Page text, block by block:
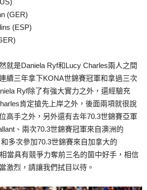
(GER)
(ESP)
就是Daniela Ryf和Lucy Charles兩人之間
續三年拿下KONA世錦賽冠軍和拿過三次
Ryf除了有強大實力之外，還經驗充
肯定搶先上岸之外，後面兩項就很說
高手之外，另外還有去年70.3世錦賽亞軍
、兩次70.3世錦賽冠軍來自澳洲的
多次參加70.3世錦賽來自加拿大的
當具有競爭力奪前三名的箇中好手，相信
激烈，請讓我們拭目以待。